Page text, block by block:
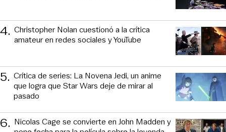
4. Christopher Nolan cuestionó a la crítica
amateur en redes sociales y YouTube
5. Crítica de series: La Novena Jedi, un anime
que logra que Star Wars deje de mirar al
pasado
6. Nicolas Cage se convierte en John Madden y